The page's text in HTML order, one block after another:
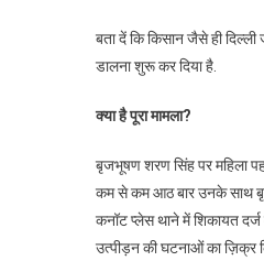
बता दें कि किसान जैसे ही
डालना शुरू कर दिया है.
क्या है पूरा मामला?
बृजभूषण शरण सिंह पर महिला
कम से कम आठ बार उनके साथ
कनॉट प्लेस थाने में शिकायत
उत्पीड़न की घटनाओं का ज़िक्र